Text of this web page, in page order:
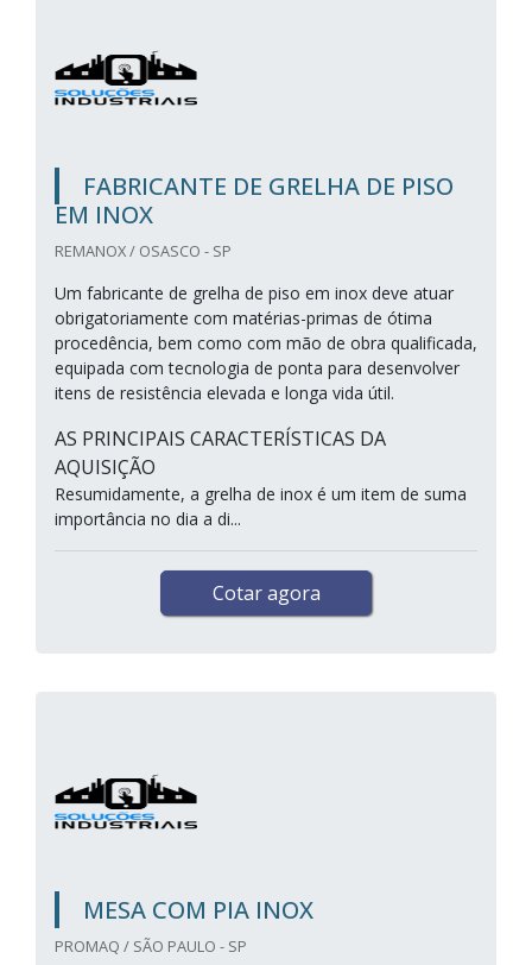
FABRICANTE DE GRELHA DE PISO
EM INOX
REMANOX / OSASCO - SP
Um fabricante de grelha de piso em inox deve atuar
obrigatoriamente com matérias-primas de ótima
procedência, bem como com mão de obra qualificada,
equipada com tecnologia de ponta para desenvolver
itens de resistência elevada e longa vida útil.
AS PRINCIPAIS CARACTERÍSTICAS DA
AQUISIÇÃO
Resumidamente, a grelha de inox é um item de suma
importância no dia a di...
Cotar agora
MESA COM PIA INOX
PROMAQ / SÃO PAULO - SP